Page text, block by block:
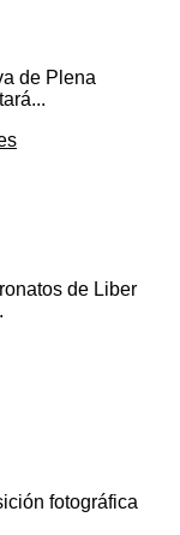
de Plena
de Liber
fotográfica